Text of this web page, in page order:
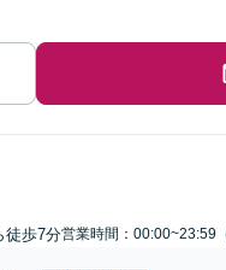
徒歩7分営業時間：00:00~23:59